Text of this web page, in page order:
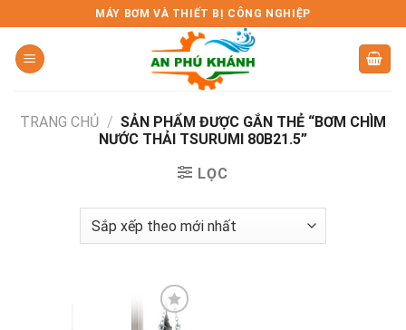
to
content
MÁY BƠM VÀ THIẾT BỊ CÔNG NGHIỆP
TRANG CHỦ / SẢN PHẨM ĐƯỢC GẮN THẺ “BƠM CHÌM
NƯỚC THẢI TSURUMI 80B21.5”
LỌC